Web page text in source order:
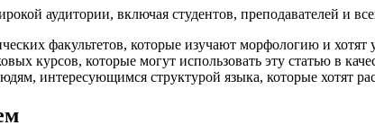
аудитории, включая студентов, преподавателей и
факультетов, которые изучают морфологию и
курсов, которые могут использовать эту статью в
интересующимся структурой языка, которые хотят